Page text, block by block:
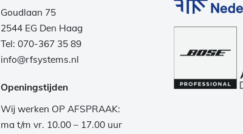
Goudlaan 75
2544 EG Den Haag
Tel: 070-367 35 89
info@rfsystems.nl
Openingstijden
Wij werken OP AFSPRAAK:
ma t/m vr. 10.00 – 17.00 uur